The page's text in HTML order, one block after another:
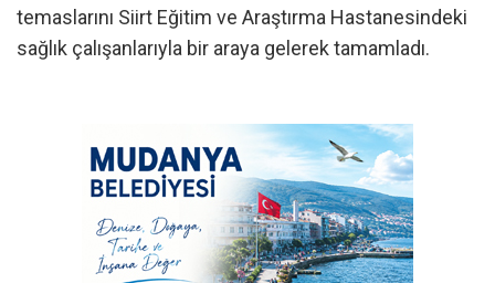
temaslarını Siirt Eğitim ve Araştırma Hastanesindeki
sağlık çalışanlarıyla bir araya gelerek tamamladı.